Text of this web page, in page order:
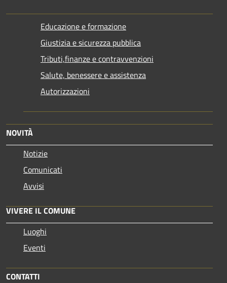
Educazione e formazione
Giustizia e sicurezza pubblica
Tributi,finanze e contravvenzioni
Salute, benessere e assistenza
Autorizzazioni
NOVITÀ
Notizie
Comunicati
Avvisi
VIVERE IL COMUNE
Luoghi
Eventi
CONTATTI